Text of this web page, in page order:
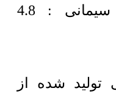
وزن بلوک سبک سیمانی : 4.8
شده از